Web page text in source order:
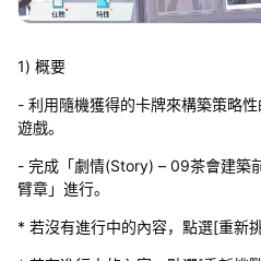
1) 概要
- 利用隨機獲得的卡牌來構築策略
遊戲。
- 完成「劇情(Story) – 09茶會建築
臂章」進行。
* 若沒有進行中的內容，點選[重新